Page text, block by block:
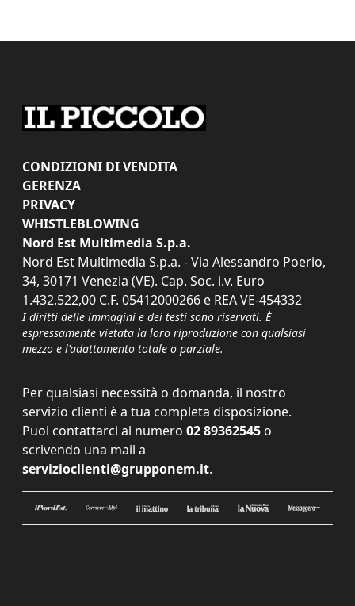
CONDIZIONI DI VENDITA
GERENZA
PRIVACY
WHISTLEBLOWING
Nord Est Multimedia S.p.a.
Nord Est Multimedia S.p.a. - Via Alessandro Poerio,
34, 30171 Venezia (VE). Cap. Soc. i.v. Euro
1.432.522,00 C.F. 05412000266 e REA VE-454332
I diritti delle immagini e dei testi sono riservati. È
espressamente vietata la loro riproduzione con qualsiasi
mezzo e l'adattamento totale o parziale.
Per qualsiasi necessità o domanda, il nostro
servizio clienti è a tua completa disposizione.
Puoi contattarci al numero 02 89362545 o
scrivendo una mail a
servizioclienti@grupponem.it.